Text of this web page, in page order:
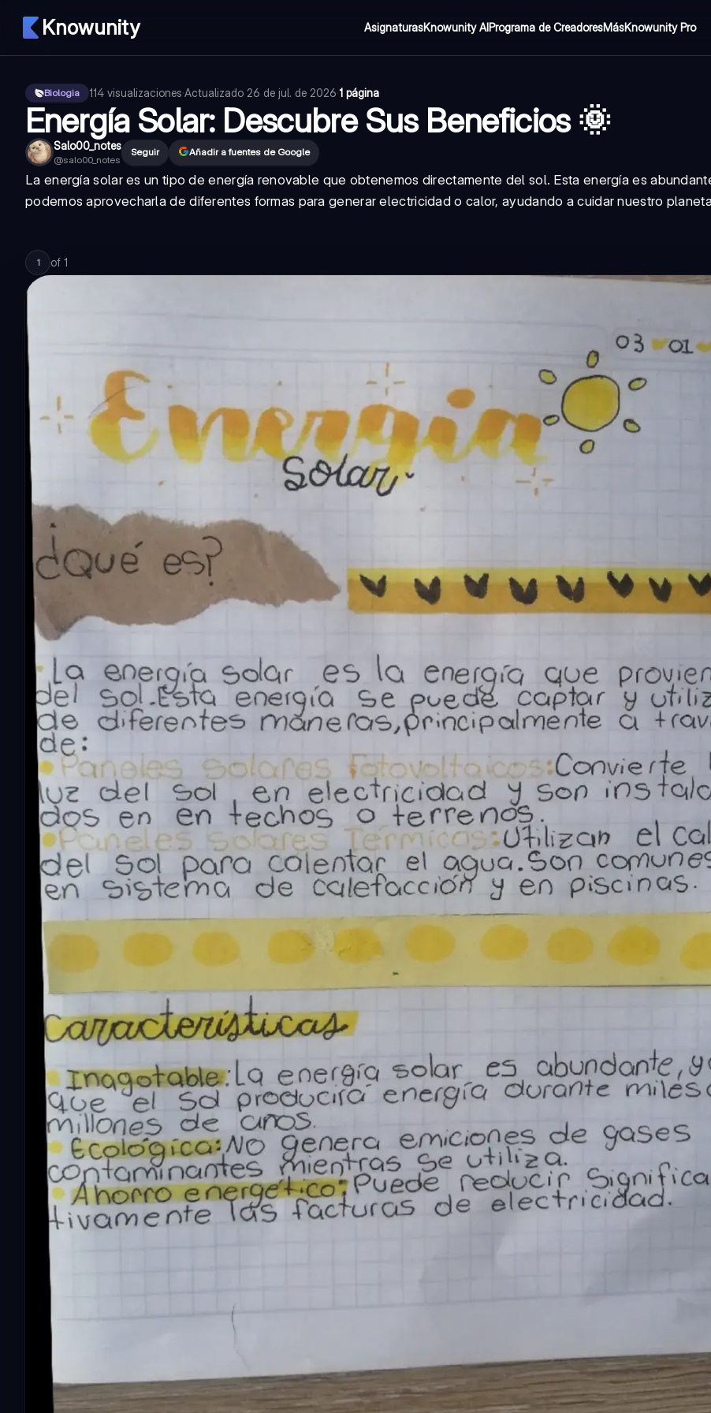
Knowunity AsignaturasKnowunity AIPrograma de CreadoresMásKnowunity Pro
Biologia 114 visualizaciones·Actualizado 26 de jul. de 2026·1 página
Energía Solar: Descubre Sus Beneficios 🌞
Salo00_notes
@salo00_notes
Seguir Añadir a fuentes de Google
La energía solar es un tipo de energía renovable que obtenemos directamente del sol. Esta energía es
podemos aprovecharla de diferentes formas para generar electricidad o calor, ayudando a cuidar nuestro
1 of 1